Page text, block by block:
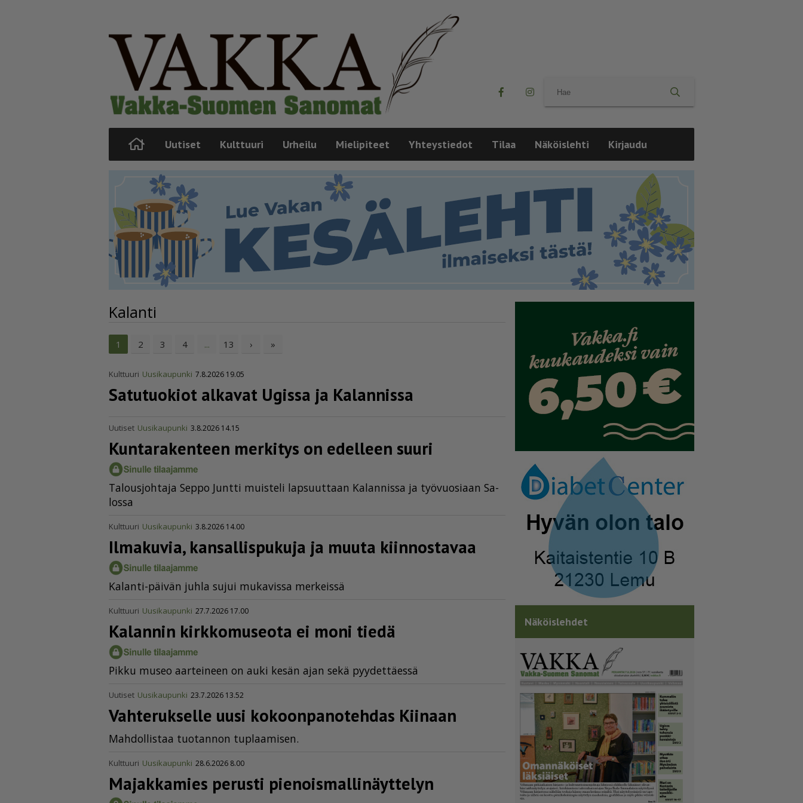
Uutiset Kulttuuri Urheilu Mielipiteet Yhteystiedot Tilaa Näköislehti Kirjaudu
Kalanti
1 2 3 4 ... 13 › »
Kulttuuri Uusikaupunki 7.8.2026 19.05
Satutuokiot alkavat Ugissa ja Kalannissa
Uutiset Uusikaupunki 3.8.2026 14.15
Kuntarakenteen merkitys on edelleen suuri
Ta­lous­joh­ta­ja Sep­po Junt­ti muis­te­li lap­suut­taan Ka­lan­nis­sa ja työ­vuo­si­aan Sa­
los­sa
Kulttuuri Uusikaupunki 3.8.2026 14.00
Ilmakuvia, kansal­lis­pukuja ja muuta kiinnostavaa
Ka­lan­ti-päi­vän juh­la su­jui mu­ka­vis­sa mer­keis­sä
Kulttuuri Uusikaupunki 27.7.2026 17.00
Kalannin kirkkomuseota ei moni tiedä
Pik­ku mu­seo aar­tei­neen on au­ki ke­sän ajan sekä pyy­det­tä­es­sä
Uutiset Uusikaupunki 23.7.2026 13.52
Vahterukselle uusi kokoon­pa­no­tehdas Kiinaan
Mah­dol­lis­taa tuo­tan­non tup­laa­mi­sen.
Kulttuuri Uusikaupunki 28.6.2026 8.00
Majakkamies perusti pienois­mal­li­näyt­telyn
Näköislehdet